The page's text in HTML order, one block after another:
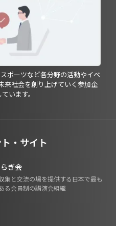
ポーツなど各分野の活動やイベ
来社会を創り上げていく参加企
います。
・サイト
ぎ会
集と交流の場を提供する日本で最も
る会員制の講演会組織